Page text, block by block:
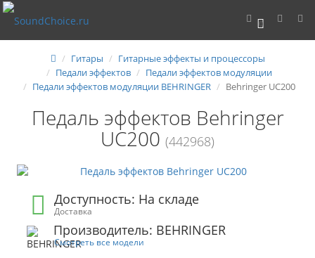
0
Гитары
Гитарные эффекты и процессоры
Педали эффектов
Педали эффектов модуляции
Педали эффектов модуляции BEHRINGER
Behringer UC200
Педаль эффектов Behringer
UC200 (442968)
Доступность: На складе
Доставка
Производитель: BEHRINGER
Смотреть все модели